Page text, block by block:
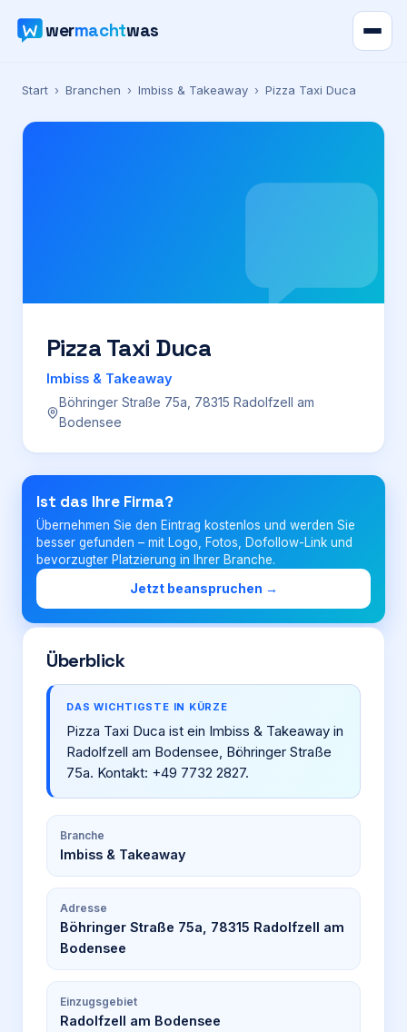
wermachtwas
Verzeichnis
Karte
Preise
Für Firmen
Login
Firma eintragen
Start › Branchen › Imbiss & Takeaway › Pizza Taxi Duca
Pizza Taxi Duca
Imbiss & Takeaway
Böhringer Straße 75a, 78315 Radolfzell am
Bodensee
Ist das Ihre Firma?
Übernehmen Sie den Eintrag kostenlos und werden Sie
besser gefunden – mit Logo, Fotos, Dofollow-Link und
bevorzugter Platzierung in Ihrer Branche.
Jetzt beanspruchen →
Überblick
DAS WICHTIGSTE IN KÜRZE
Pizza Taxi Duca ist ein Imbiss & Takeaway in
Radolfzell am Bodensee, Böhringer Straße
75a. Kontakt: +49 7732 2827.
Branche
Imbiss & Takeaway
Adresse
Böhringer Straße 75a, 78315 Radolfzell am
Bodensee
Einzugsgebiet
Radolfzell am Bodensee